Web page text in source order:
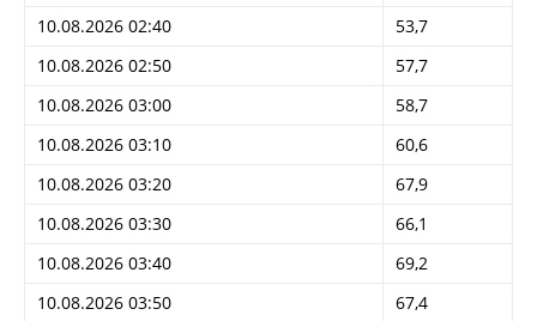
10.08.2026 02:40
53,7
10.08.2026 02:50
57,7
10.08.2026 03:00
58,7
10.08.2026 03:10
60,6
10.08.2026 03:20
67,9
10.08.2026 03:30
66,1
10.08.2026 03:40
69,2
10.08.2026 03:50
67,4